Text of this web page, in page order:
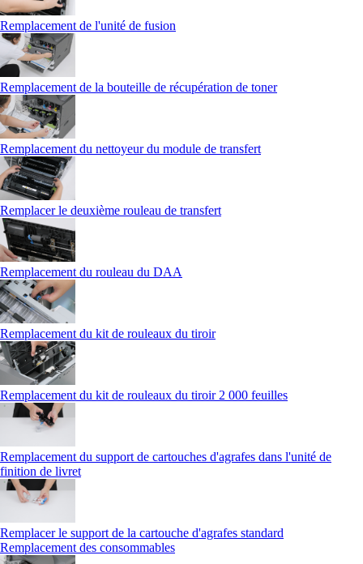
Remplacement de l'unité de fusion
Remplacement de la bouteille de récupération de toner
Remplacement du nettoyeur du module de transfert
Remplacer le deuxième rouleau de transfert
Remplacement du rouleau du DAA
Remplacement du kit de rouleaux du tiroir
Remplacement du kit de rouleaux du tiroir 2 000 feuilles
Remplacement du support de cartouches d'agrafes dans l'unité de
finition de livret
Remplacer le support de la cartouche d'agrafes standard
Remplacement des consommables